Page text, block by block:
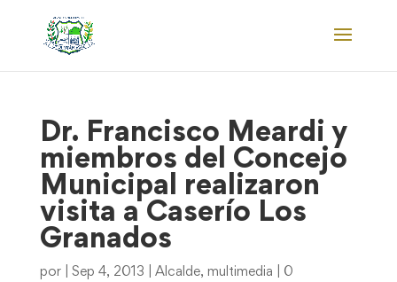
Dr. Francisco Meardi y
miembros del Concejo
Municipal realizaron
visita a Caserío Los
Granados
por Sep 4, 2013 Alcalde, multimedia
0